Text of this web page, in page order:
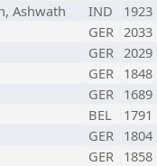
Ashwath IND 1923
GER 2033
GER 2029
GER 1848
GER 1689
BEL 1791
GER 1804
GER 1858